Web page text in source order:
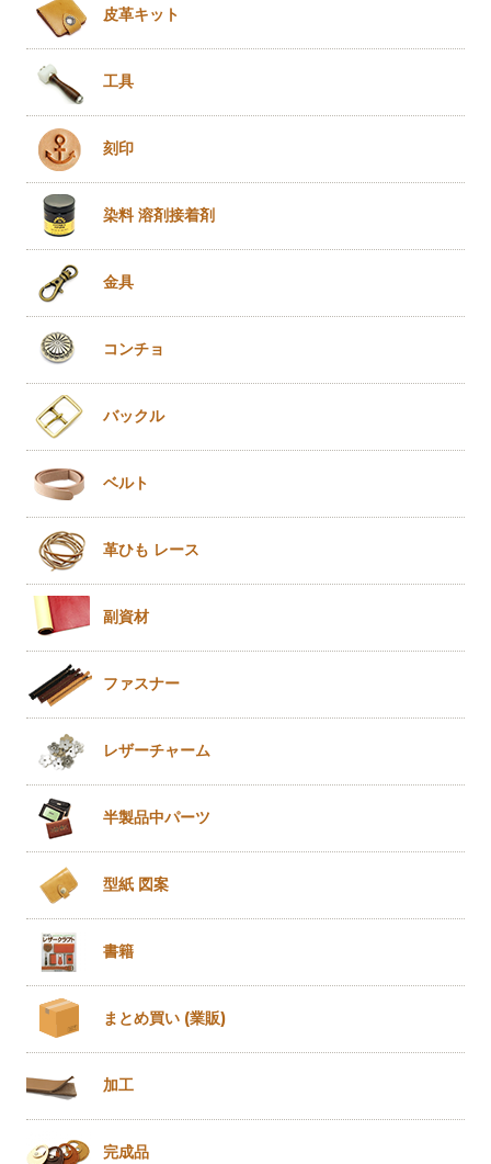
皮革キット
工具
刻印
染料 溶剤接着剤
金具
コンチョ
バックル
ベルト
革ひも レース
副資材
ファスナー
レザーチャーム
半製品中パーツ
型紙 図案
書籍
まとめ買い (業販)
加工
完成品